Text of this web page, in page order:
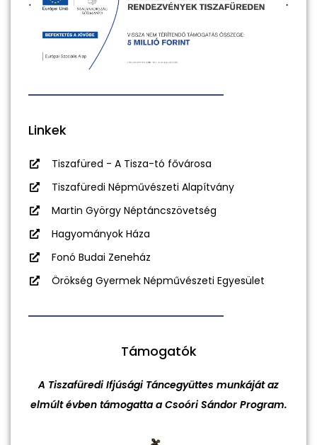
Linkek
Tiszafüred - A Tisza-tó fővárosa
Tiszafüredi Népművészeti Alapítvány
Martin György Néptáncszövetség
Hagyományok Háza
Fonó Budai Zeneház
Örökség Gyermek Népművészeti Egyesület
Támogatók
A Tiszafüredi Ifjúsági Táncegyüttes munkáját az
elmúlt évben támogatta a Csoóri Sándor Program.